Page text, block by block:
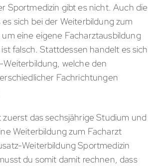
Sportmedizin gibt es nicht. Auch die
sich bei der Weiterbildung zum
eine eigene Facharztausbildung
falsch. Stattdessen handelt es sich
Weiterbildung, welche den
Fachrichtungen
das sechsjährige Studium und
Weiterbildung zum Facharzt
Weiterbildung Sportmedizin
du somit damit rechnen, dass